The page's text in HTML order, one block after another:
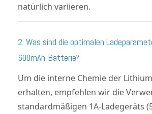
natürlich variieren.
2. Was sind die optimalen
600mAh-Batterie?
Um die interne Chemie der
erhalten, empfehlen wir die
standardmäßigen 1A-Ladegeräts